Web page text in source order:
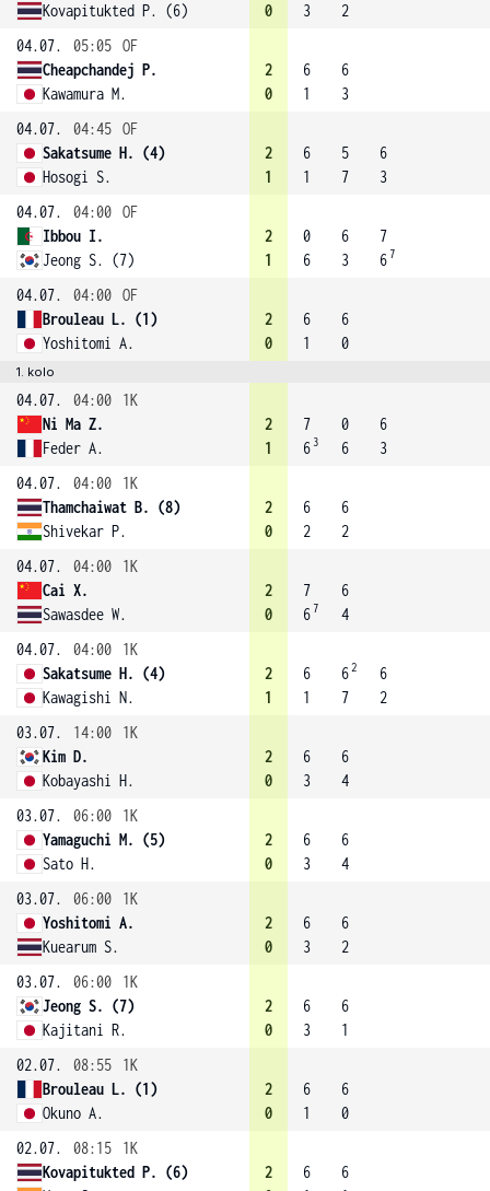
Kovapitukted P. (6)
0
3
2
04.07.
05:05 OF
Cheapchandej P.
Kawamura M.
2
0
6
1
6
3
04.07.
04:45 OF
Sakatsume H. (4)
Hosogi S.
2
1
6
1
5
7
6
3
04.07.
04:00 OF
Ibbou I.
Jeong S. (7)
2
1
0
6
6
3
7
67
04.07. 04:00 OF
Brouleau L. (1)
Yoshitomi A.
2
0
6
1
6
0
1. kolo
04.07. 04:00
1K
Ni Ma Z.
Feder A.
2
1
7
6 3
0
6
6
3
04.07.
04:00
1K
Thamchaiwat B. (8)
Shivekar P.
2
0
6
2
6
2
04.07.
04:00
1K
Cai X.
Sawasdee W.
2
0
7
67
6
4
04.07.
04:00
1K
Sakatsume H. (4)
Kawagishi N.
2
1
6
1
62
7
6
2
03.07.
14:00
1K
Kim D.
Kobayashi H.
2
0
6
3
6
4
03.07.
06:00
1K
Yamaguchi M. (5)
Sato H.
2
0
6
3
6
4
03.07.
06:00
1K
Yoshitomi A.
Kuearum S.
2
0
6
3
6
2
03.07.
06:00
1K
Jeong S. (7)
Kajitani R.
2
0
6
3
6
1
02.07.
08:55
1K
Brouleau L. (1)
Okuno A.
2
0
6
1
6
0
02.07.
08:15
1K
Kovapitukted P. (6)
2
6
6